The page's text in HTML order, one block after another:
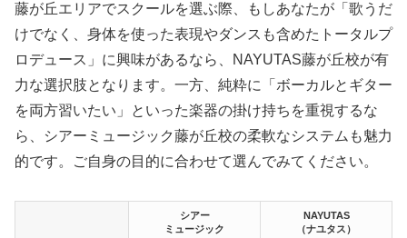
藤が丘エリアでスクールを選ぶ際、もしあなたが「歌うだ
けでなく、身体を使った表現やダンスも含めたトータルプ
ロデュース」に興味があるなら、NAYUTAS藤が丘校が有
力な選択肢となります。一方、純粋に「ボーカルとギター
を両方習いたい」といった楽器の掛け持ちを重視するな
ら、シアーミュージック藤が丘校の柔軟なシステムも魅力
的です。ご自身の目的に合わせて選んでみてください。
シアー
ミュージック
NAYUTAS
（ナユタス）